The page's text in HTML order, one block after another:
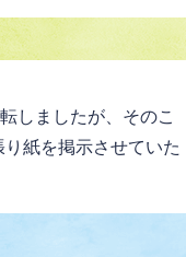
しましたが、そのこ
紙を掲示させていた